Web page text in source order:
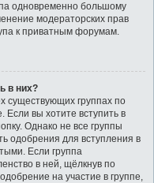
одновременно большому
модераторских прав
к приватным форумам.
в них?
существующих группах по
вы хотите вступить в
Однако не все группы
одобрения для вступления в
Если группа
в ней, щёлкнув по
на участие в группе,